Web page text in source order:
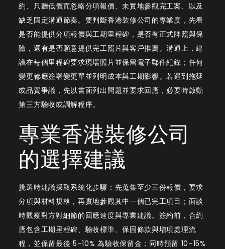
約、只聽低價而忽略分項報價、未實地參觀完工案、以及
缺乏固定溝通節奏。要判斷香港裝修公司的專業度，先看
是否能提供分項報價與工期里程碑，是否有正式牌照與保
險，還有是否願意提供完工照片與客戶推薦。溝通上，建
議在每個里程碑要求現場照片並保留電子郵件紀錄；任何
變更都應簽署變更單並列明成本與工期影響。若遇到拖延
或品質爭議，先以書面列出問題並要求回應，必要時啟動
第三方驗收或調解程序。
專業香港裝修公司
的選擇建議
挑選時建議採取系統化步驟：先蒐集至少三份報價，要求
分項與材料規格，再實地參觀其中一個已完工項目；面談
時觀察對方對細節的回應速度與專業建議。簽約前，合約
應包含工期里程碑、驗收標準、保固條款與增項處理流
程，並保留最後 5–10% 為驗收保留金；同時預留 10–15%